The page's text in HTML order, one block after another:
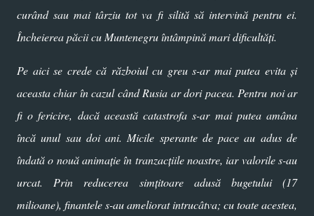
curând sau mai târziu tot va fi silită să intervină pentru ei.
Încheierea păcii cu Muntenegru întâmpină mari dificultăţi.
Pe aici se crede că războiul cu greu s-ar mai putea evita şi
aceasta chiar în cazul când Rusia ar dori pacea. Pentru noi ar
fi o fericire, dacă această catastrofa s-ar mai putea amâna
încă unul sau doi ani. Micile sperante de pace au adus de
îndată o nouă animație în tranzacțiile noastre, iar valorile s-au
urcat. Prin reducerea simțitoare adusă bugetului (17
milioane), finantele s-au ameliorat intrucâtva; cu toate acestea,